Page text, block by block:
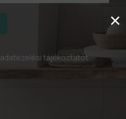
adatezelési tájékoztatót
×